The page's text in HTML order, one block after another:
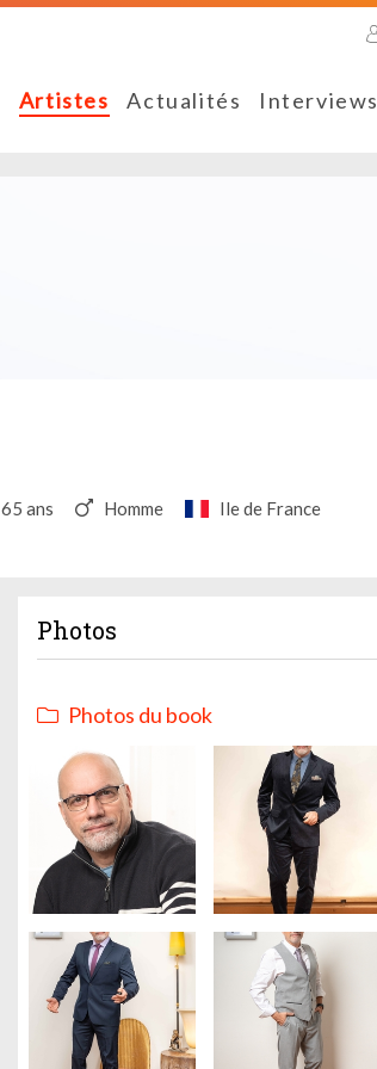
Artistes Actualités Interviews
65 ans Homme Ile de France
Photos
Photos du book